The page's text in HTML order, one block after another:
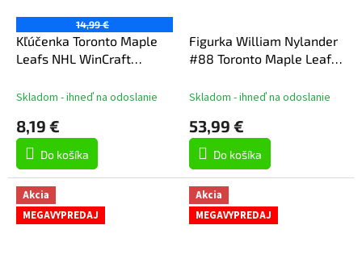
14,99 €
Kľúčenka Toronto Maple
Leafs NHL WinCraft
Skladom - ihneď na odoslanie
8,19 €
Do košíka
Figurka William Nylander
#88 Toronto Maple Leafs
2023/2024 Season
Skladom - ihneď na odoslanie
53,99 €
Do košíka
Akcia
MEGAVYPREDAJ
Akcia
MEGAVYPREDAJ